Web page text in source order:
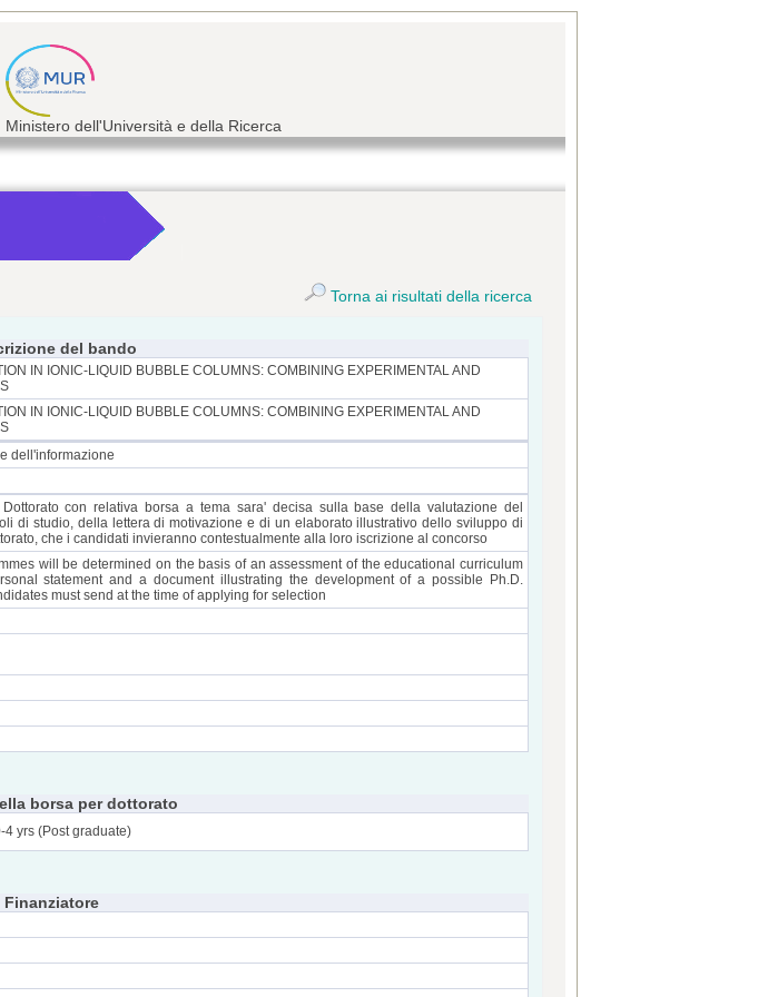
Ministero dell'Università e della Ricerca
Torna ai risultati della ricerca
del bando
IN IONIC-LIQUID BUBBLE COLUMNS: COMBINING EXPERIMENTAL AND
IN IONIC-LIQUID BUBBLE COLUMNS: COMBINING EXPERIMENTAL AND
dell'informazione
con relativa borsa a tema sara' decisa sulla base della valutazione del
di studio, della lettera di motivazione e di un elaborato illustrativo dello sviluppo di
che i candidati invieranno contestualmente alla loro iscrizione al concorso
will be determined on the basis of an assessment of the educational curriculum
statement and a document illustrating the development of a possible Ph.D.
must send at the time of applying for selection
borsa per dottorato
4 yrs (Post graduate)
Finanziatore